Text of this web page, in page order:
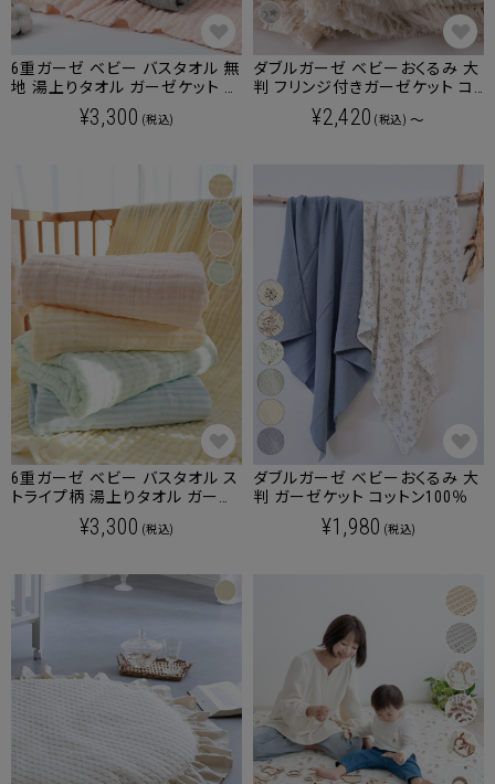
6重ガーゼ ベビー バスタオル 無
地 湯上りタオル ガーゼケット シ
ルケットコットンイブル【名入れ
刺繍対象商品】
¥3,300 (税込)
ダブルガーゼ ベビーおくるみ 大
判 フリンジ付きガーゼケット コ
ットン100％¥2,420 (税込) ～
6重ガーゼ ベビー バスタオル ス
トライプ柄 湯上りタオル ガーゼ
ケット 竹繊維イブル【名入れ刺
繍対象商品】¥3,300 (税込)
ダブルガーゼ ベビーおくるみ 大
判 ガーゼケット コットン100％
¥1,980 (税込)